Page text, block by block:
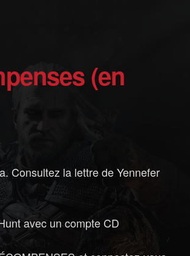
Consultez la lettre de Yennefer
avec un compte CD